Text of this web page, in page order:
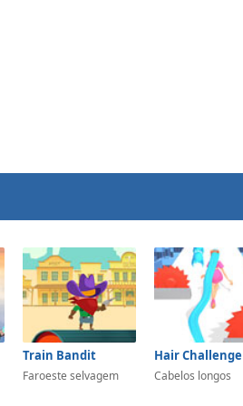
Train Bandit
Faroeste selvagem Cabelos longos